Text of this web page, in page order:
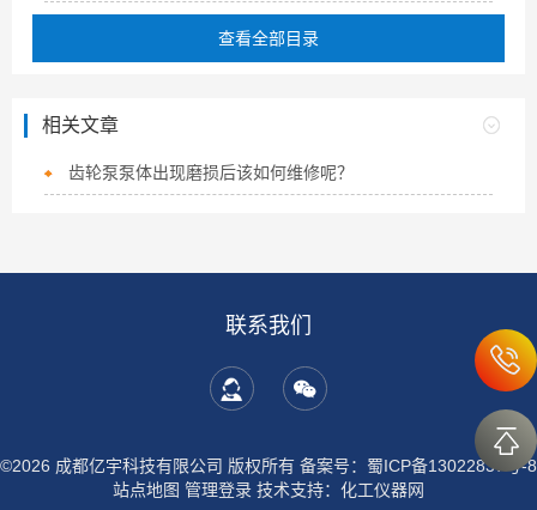
查看全部目录
相关文章
齿轮泵泵体出现磨损后该如何维修呢？
联系我们
©2026 成都亿宇科技有限公司 版权所有 备案号：蜀ICP备13022837号-8
站点地图 管理登录 技术支持： 化工仪器网